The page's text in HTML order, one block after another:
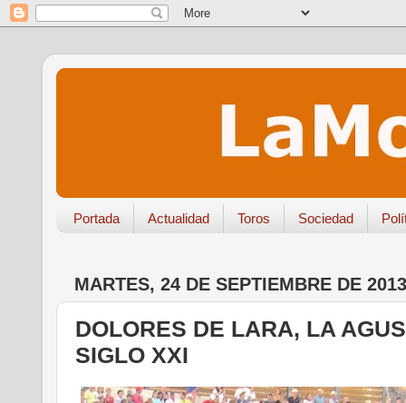
Portada Actualidad Toros Sociedad
MARTES, 24 DE SEPTIEMBRE DE 2013
DOLORES DE LARA, LA
SIGLO XXI